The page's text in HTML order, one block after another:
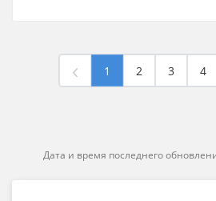
1 2 3 4
Дата и время последнего